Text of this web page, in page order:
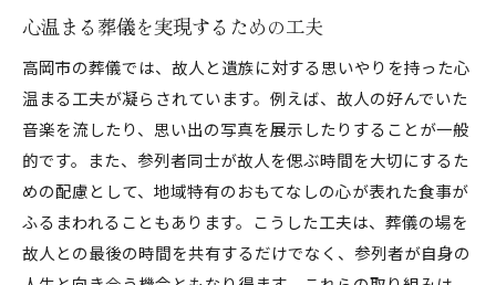
心温まる葬儀を実現するための工夫
高岡市の葬儀では、故人と遺族に対する思いやりを持った心
温まる工夫が凝らされています。例えば、故人の好んでいた
音楽を流したり、思い出の写真を展示したりすることが一般
的です。また、参列者同士が故人を偲ぶ時間を大切にするた
めの配慮として、地域特有のおもてなしの心が表れた食事が
ふるまわれることもあります。こうした工夫は、葬儀の場を
故人との最後の時間を共有するだけでなく、参列者が自身の